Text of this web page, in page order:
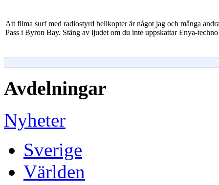
Att filma surf med radiostyrd helikopter är något jag och många
Pass i Byron Bay. Stäng av ljudet om du inte uppskattar Enya-
Avdelningar
Nyheter
Sverige
Världen